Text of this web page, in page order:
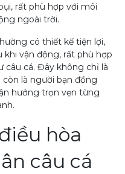
rất phù hợp với môi
ngoài trời.
có thiết kế tiện lợi,
khi vận động, rất phù hợp
câu cá. Đây không chỉ là
là người bạn đồng
hưởng trọn vẹn từng
hòa
câu cá